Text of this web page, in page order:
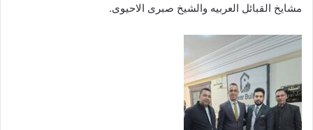
مشايخ القبائل العربيه والشيخ صبرى الاحيوى.